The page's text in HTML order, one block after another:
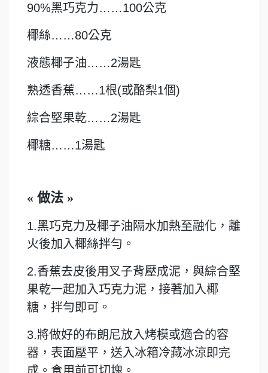
90%黑巧克力……100公克
椰絲……80公克
液態椰子油……2湯匙
熟透香蕉……1根(或酪梨1個)
綜合堅果乾……2湯匙
椰糖……1湯匙
« 做法 »
1.黑巧克力及椰子油隔水加熱至融化，離
火後加入椰絲拌勻。
2.香蕉去皮後用叉子背壓成泥，與綜合堅
果乾一起加入巧克力泥，接著加入椰
糖，拌勻即可。
3.將做好的布朗尼放入烤模或適合的容
器，表面壓平，送入冰箱冷藏冰涼即完